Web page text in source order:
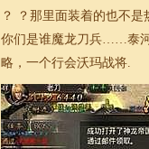
？ ？那里面装着的也不
你们是谁魔龙刀兵……泰
略，一个行会沃玛战将.